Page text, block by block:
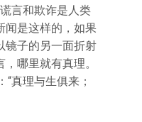
言和欺诈是人类
闻是这样的，如果
镜子的另一面折射
哪里就有真理。
“真理与生俱来；